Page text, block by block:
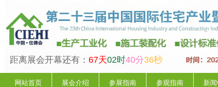
距离展会开幕还有： 67天02时40分35秒
网站首页 展会介绍 参展指南 参观指南 新